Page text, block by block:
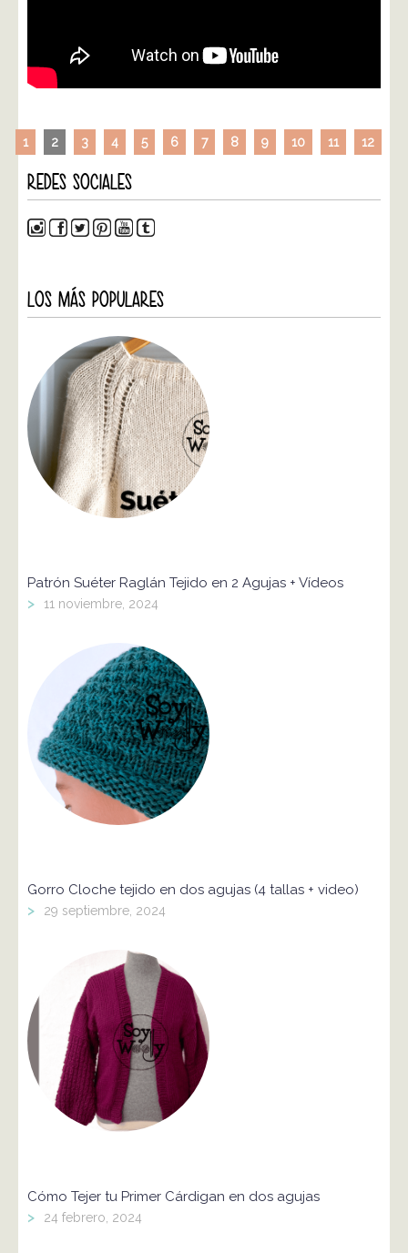
1 2 3 4 5 6 7 8 9 10 11 12
REDES SOCIALES
LOS MÁS POPULARES
Patrón Suéter Raglán Tejido en 2 Agujas + Vídeos
> 11 noviembre, 2024
Gorro Cloche tejido en dos agujas (4 tallas + video)
> 29 septiembre, 2024
Cómo Tejer tu Primer Cárdigan en dos agujas
> 24 febrero, 2024